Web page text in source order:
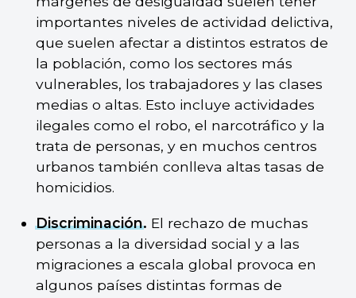
importantes niveles de actividad delictiva,
que suelen afectar a distintos estratos de
la población, como los sectores más
vulnerables, los trabajadores y las clases
medias o altas. Esto incluye actividades
ilegales como el robo, el narcotráfico y la
trata de personas, y en muchos centros
urbanos también conlleva altas tasas de
homicidios.
Discriminación. El rechazo de muchas
personas a la diversidad social y a las
migraciones a escala global provoca en
algunos países distintas formas de